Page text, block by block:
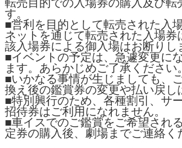
転売目的での入場券の購入及び転
す。
■営利を目的として転売された入
ネットを通じて転売された入場券
該入場券による御入場はお断りし
■イベントの予定は、急遽変更に
ます。あらかじめご了承ください。
■いかなる事情が生じましても、
換え後の鑑賞券の変更や払い戻し
■特別興行のため、各種割引、サ
招待券はご利用になれません。
■車イスでのご鑑賞をご希望され
定券の購入後、劇場までご連絡く